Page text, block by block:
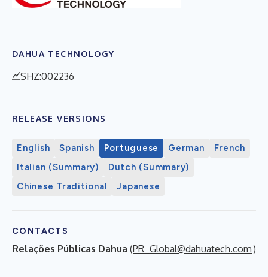
DAHUA TECHNOLOGY
SHZ:002236
RELEASE VERSIONS
English Spanish Portuguese German
French
Italian (Summary)
Dutch (Summary)
Chinese Traditional
Japanese
CONTACTS
Relações Públicas Dahua (PR_Global@dahuatech.com )